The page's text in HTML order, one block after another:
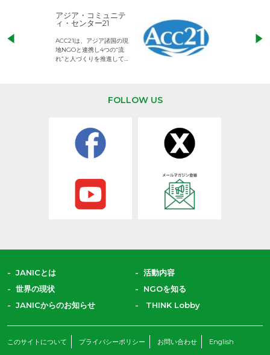
アジア・コミュニテ
ィ・センター21
ACC21は、アジア諸国の現
地NGOと連携し4つの“流
れ”と人づくりを推進してい
児童労働のない
権利が守られた
FOLLOW US
JANICとは
活動内容
世界の現状
NGOを知る
JANICからのお知らせ
THINK Lobby
このサイトについて プライバシーポリシー お問い合わせ English